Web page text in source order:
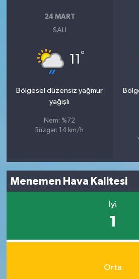
24 MART
SALI
11 °
Bölgesel düzensiz yağmur
yağışlı
Nem: %72
Rüzgar: 14 km/h
Menemen Hava Kalitesi
İyi
1
Orta